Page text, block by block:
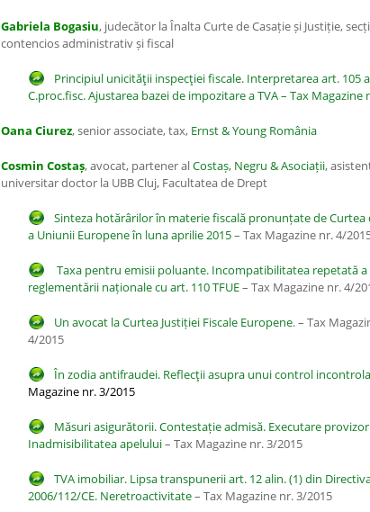
Gabriela Bogasiu, judecător la Înalta Curte de Casație și Justiție,
contencios administrativ și fiscal
Principiul unicităţii inspecţiei fiscale. Interpretarea art. 105
C.proc.fisc. Ajustarea bazei de impozitare a TVA – Tax Magazine
Oana Ciurez, senior associate, tax, Ernst & Young România
Cosmin Costaș, avocat, partener alCostaș, Negru & Asociații,
universitar doctor la UBB Cluj, Facultatea de Drept
Sinteza hotărârilor în materie fiscală pronunțate de Curtea
a Uniunii Europene în luna aprilie 2015– Tax Magazine nr. 4/
Taxa pentru emisii poluante. Incompatibilitatea repetată a
reglementării naționale cu art. 110 TFUE– Tax Magazine nr. 4/
Un avocat la Curtea Justiției Fiscale Europene. – Tax
4/2015
În zodia antifraudei. Reflecţii asupra unui control
Magazine nr. 3/2015
Măsuri asigurătorii. Contestație admisă. Executare
Inadmisibilitatea apelului– Tax Magazine nr. 3/2015
TVA imobiliar. Lipsa transpunerii art. 12 alin. (1) din
2006/112/CE. Neretroactivitate– Tax Magazine nr. 3/2015